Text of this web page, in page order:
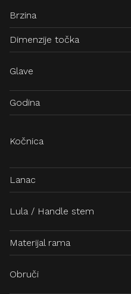
Brzina
Dimenzije točka
Glave
Godina
Kočnica
Lanac
Lula / Handle stem
Materijal rama
Obruči